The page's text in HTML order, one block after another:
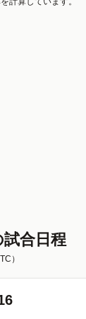
合日程
）